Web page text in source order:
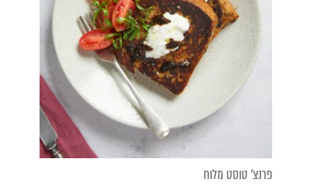
פרנצ' טוסט מלוח